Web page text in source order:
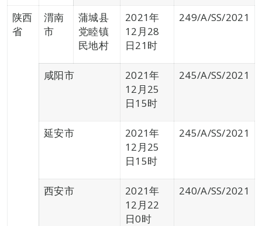
陕西
省
渭南
市
蒲城县
党睦镇
民地村
2021年
12月28
日21时
249/A/SS/2021
咸阳市
2021年
12月25
日15时
245/A/SS/2021
延安市
2021年
12月25
日15时
245/A/SS/2021
西安市
2021年
12月22
日0时
240/A/SS/2021